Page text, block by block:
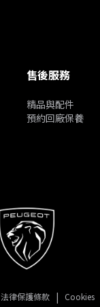
售後服務
精品與配件
預約回廠保養
法律保護條款 Cookies